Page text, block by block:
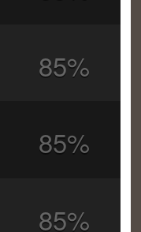
85%
85%
85%